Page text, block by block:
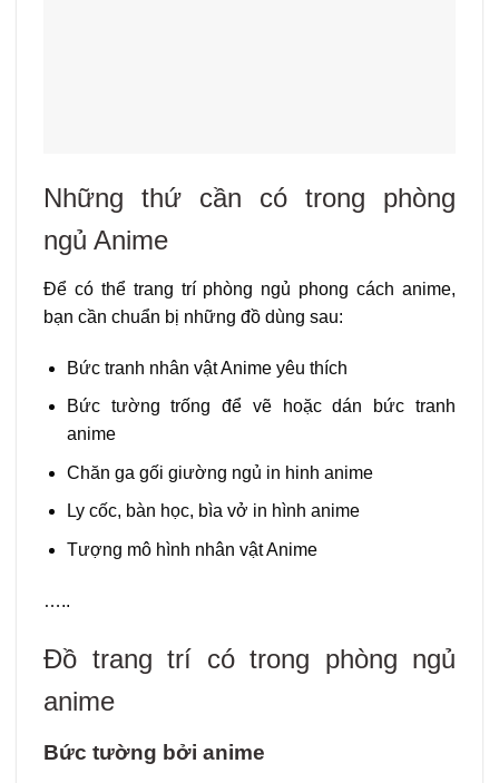
Những thứ cần có trong phòng
ngủ Anime
Để có thể trang trí phòng ngủ phong cách anime,
bạn cần chuẩn bị những đồ dùng sau:
Bức tranh nhân vật Anime yêu thích
Bức tường trống để vẽ hoặc dán bức tranh
anime
Chăn ga gối giường ngủ in hinh anime
Ly cốc, bàn học, bìa vở in hình anime
Tượng mô hình nhân vật Anime
…..
Đồ trang trí có trong phòng ngủ
anime
Bức tường bởi anime